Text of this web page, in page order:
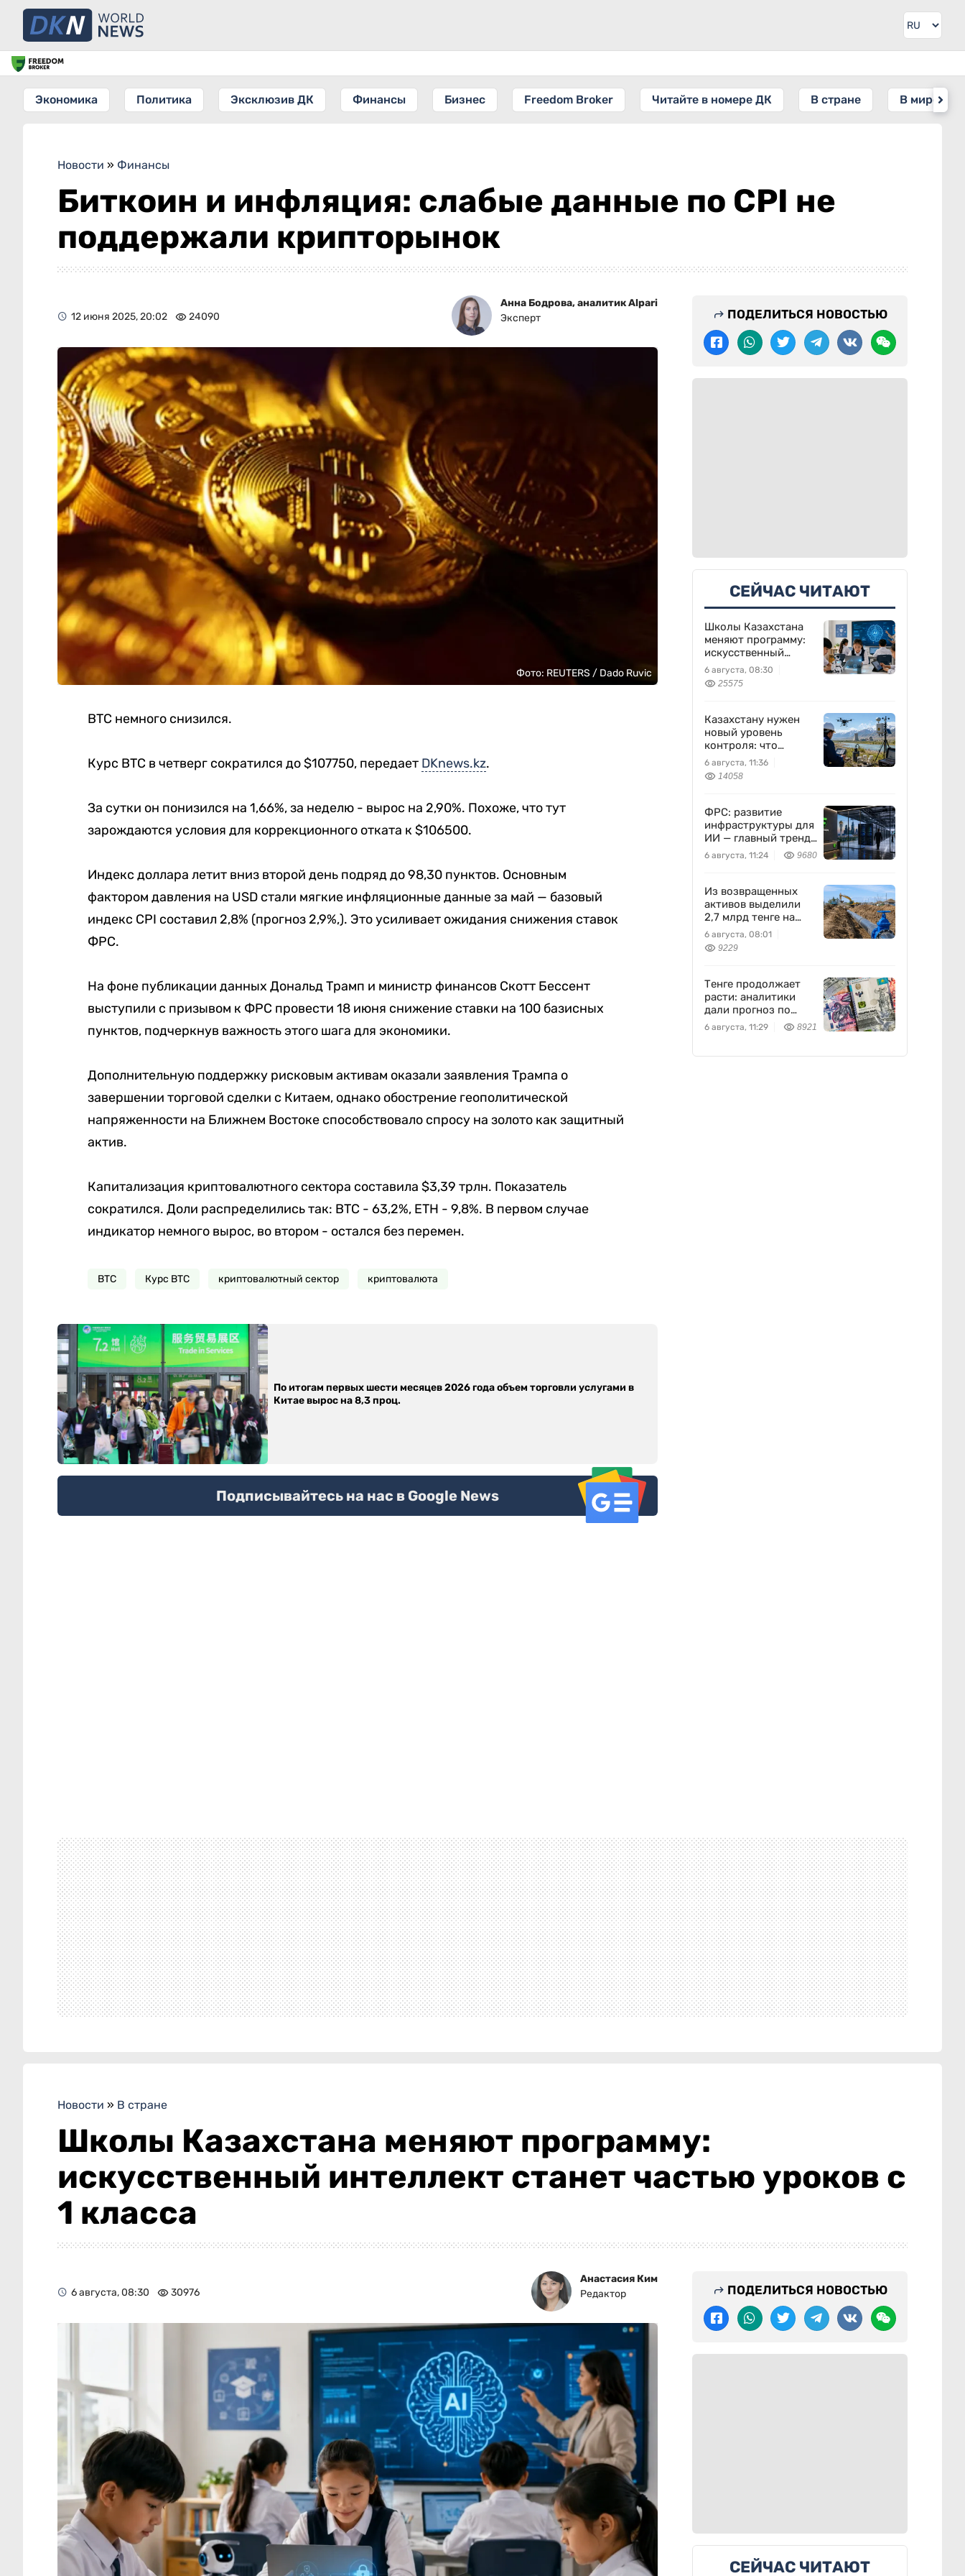
Экономика Политика Эксклюзив ДК Финансы Бизнес Freedom Broker Читайте в номере ДК В стране В мире
Новости » Финансы
Биткоин и инфляция: слабые данные по CPI не
поддержали крипторынок
12 июня 2025, 20:02 24090
Анна Бодрова, аналитик Alpari
Эксперт
Фото: REUTERS / Dado Ruvic
BTC немного снизился.
Курс BTC в четверг сократился до $107750, передает DKnews.kz.
За сутки он понизился на 1,66%, за неделю - вырос на 2,90%. Похоже, что тут
зарождаются условия для коррекционного отката к $106500.
Индекс доллара летит вниз второй день подряд до 98,30 пунктов. Основным
фактором давления на USD стали мягкие инфляционные данные за май — базовый
индекс CPI составил 2,8% (прогноз 2,9%,). Это усиливает ожидания снижения ставок
ФРС.
На фоне публикации данных Дональд Трамп и министр финансов Скотт Бессент
выступили с призывом к ФРС провести 18 июня снижение ставки на 100 базисных
пунктов, подчеркнув важность этого шага для экономики.
Дополнительную поддержку рисковым активам оказали заявления Трампа о
завершении торговой сделки с Китаем, однако обострение геополитической
напряженности на Ближнем Востоке способствовало спросу на золото как защитный
актив.
Капитализация криптовалютного сектора составила $3,39 трлн. Показатель
сократился. Доли распределились так: BTC - 63,2%, ETH - 9,8%. В первом случае
индикатор немного вырос, во втором - остался без перемен.
BTC Курс BTC криптовалютный сектор криптовалюта
По итогам первых шести месяцев 2026 года объем торговли услугами в
Китае вырос на 8,3 проц.
Подписывайтесь на нас в Google News
ПОДЕЛИТЬСЯ НОВОСТЬЮ
СЕЙЧАС ЧИТАЮТ
Школы Казахстана
меняют программу:
искусственный
интеллект станет
частью уроков с 1
класса
6 августа, 08:30
25575
Казахстану нужен
новый уровень
контроля: что
предлагают ученые
на фоне развития
атомной энергетики
6 августа, 11:36
14058
ФРС: развитие
инфраструктуры для
ИИ — главный тренд
мировой экономики.
Как в него
Freedom Holding
Corp.
6 августа, 11:24 9680
Из возвращенных
активов выделили
2,7 млрд тенге на
водоснабжение
6 августа, 08:01
9229
Тенге продолжает
расти: аналитики
дали прогноз по
доллару
6 августа, 11:29 8921
Новости » В стране
Школы Казахстана меняют программу:
искусственный интеллект станет частью уроков с
1 класса
6 августа, 08:30 30976
Анастасия Ким
Редактор
ПОДЕЛИТЬСЯ НОВОСТЬЮ
СЕЙЧАС ЧИТАЮТ